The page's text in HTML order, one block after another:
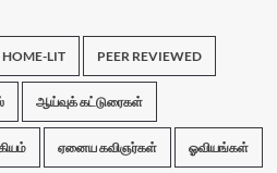
HOME-LIT PEER REVIEWED
ஆய்வுக் கட்டுரைகள்
ஏனைய கவிஞர்கள் ஓவியங்கள்